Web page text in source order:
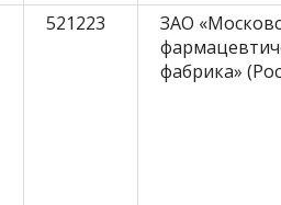
521223
ЗАО
фабрика»